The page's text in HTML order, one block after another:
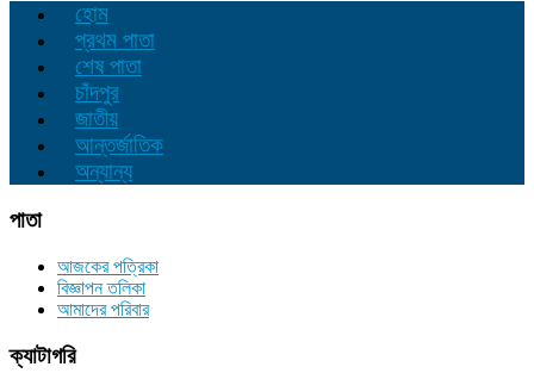
হোম
প্রথম পাতা
শেষ পাতা
চাঁদপুর
জাতীয়
আন্তর্জাতিক
অন্যান্য
পাতা
আজকের পত্রিকা
বিজ্ঞাপন তলিকা
আমাদের পরিবার
ক্যাটাগরি